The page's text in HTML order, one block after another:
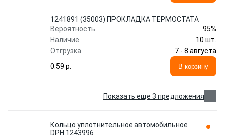
1241891 (35003) ПРОКЛАДКА ТЕРМОСТАТА
Вероятность
95%
Наличие
10 шт.
Отгрузка
7 - 8 августа
0.59 p.
В корзину
Показать еще 3 предложения
Кольцо уплотнительное автомобильное
DPH 1243996